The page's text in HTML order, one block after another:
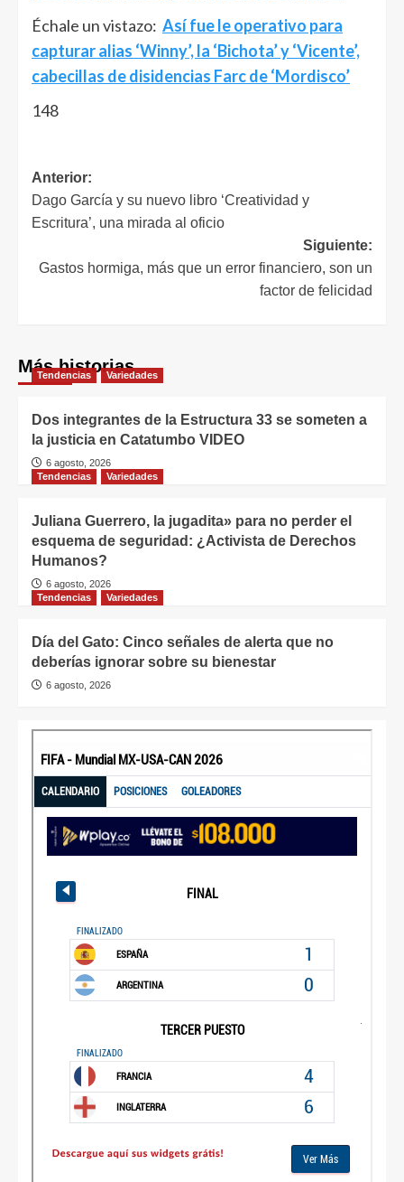
Échale un vistazo: Así fue le operativo para
capturar alias ‘Winny’, la ‘Bichota’ y ‘Vicente’,
cabecillas de disidencias Farc de ‘Mordisco’
148
Anterior:
Dago García y su nuevo libro ‘Creatividad y
Escritura’, una mirada al oficio
Siguiente:
Gastos hormiga, más que un error financiero, son un
factor de felicidad
Más historias
Tendencias Variedades
Dos integrantes de la Estructura 33 se someten a
la justicia en Catatumbo VIDEO
6 agosto, 2026
Tendencias
Variedades
Juliana Guerrero, la jugadita» para no perder el
esquema de seguridad: ¿Activista de Derechos
Humanos?
6 agosto, 2026
Tendencias
Variedades
Día del Gato: Cinco señales de alerta que no
deberías ignorar sobre su bienestar
6 agosto, 2026